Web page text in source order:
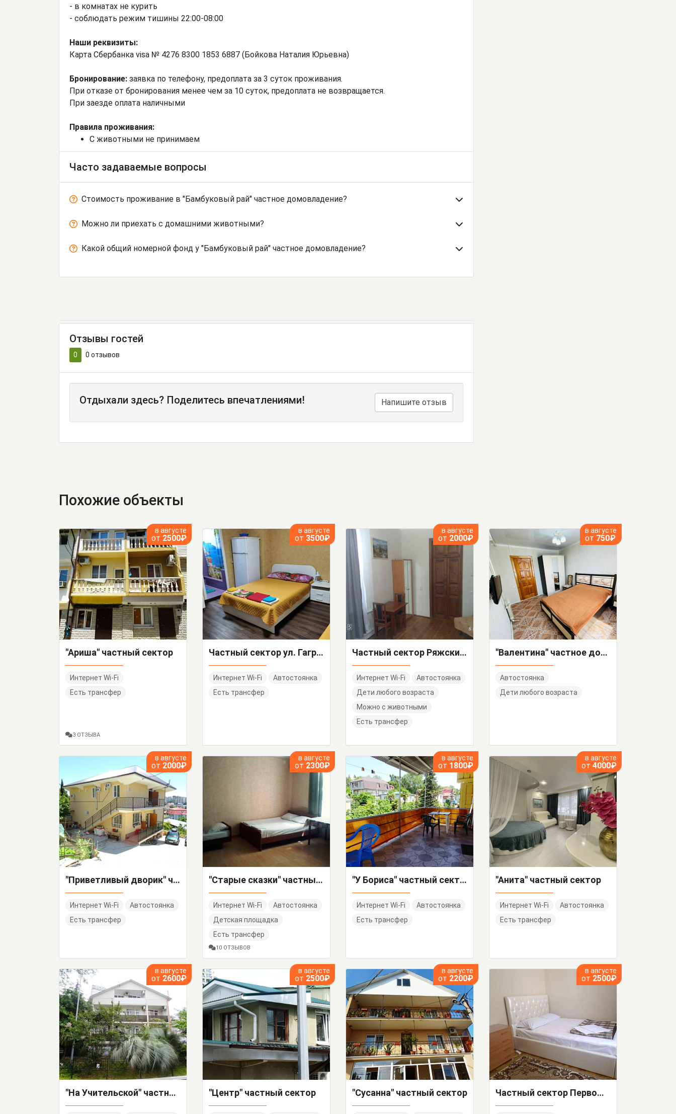
- в комнатах не курить
- соблюдать режим тишины 22:00-08:00
Наши реквизиты:
Карта Сбербанка visa № 4276 8300 1853 6887 (Бойкова Наталия Юрьевна)
Бронирование: заявка по телефону, предоплата за 3 суток проживания.
При отказе от бронирования менее чем за 10 суток, предоплата не возвращается.
При заезде оплата наличными
Правила проживания:
С животными не принимаем
Часто задаваемые вопросы
Стоимость проживание в "Бамбуковый рай" частное домовладение?
Можно ли приехать с домашними животными?
Какой общий номерной фонд у "Бамбуковый рай" частное домовладение?
Отзывы гостей
0 0 отзывов
Отдыхали здесь? Поделитесь впечатлениями! Напишите отзыв
Похожие объекты
в августе
от 2500₽
"Ариша" частный сектор
Интернет Wi-Fi
Есть трансфер
3 ОТЗЫВА
в августе
от 3500₽
Частный сектор ул. Гагринская
Интернет Wi-Fi
Автостоянка
Есть трансфер
в августе
от 2000₽
Частный сектор Ряжский 11
Интернет Wi-Fi
Автостоянка
Дети любого возраста
Можно с животными
Есть трансфер
в августе
от 750₽
"Валентина" частное домовладение
Автостоянка
Дети любого возраста
в августе
от 2000₽
"Приветливый дворик" частный сектор
Интернет Wi-Fi
Автостоянка
Есть трансфер
в августе
от 2300₽
"Старые сказки" частный сектор
Интернет Wi-Fi
Автостоянка
Детская площадка
Есть трансфер
10 ОТЗЫВОВ
в августе
от 1800₽
"У Бориса" частный сектор
Интернет Wi-Fi
Автостоянка
Есть трансфер
в августе
от 4000₽
"Анита" частный сектор
Интернет Wi-Fi
Автостоянка
Есть трансфер
в августе
от 2600₽
"На Учительской" частный сектор
в августе
от 2500₽
"Центр" частный сектор
в августе
от 2200₽
"Сусанна" частный сектор
в августе
от 2500₽
Частный сектор Первомайская 9